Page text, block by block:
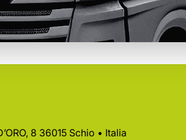
8 36015 Schio • Italia